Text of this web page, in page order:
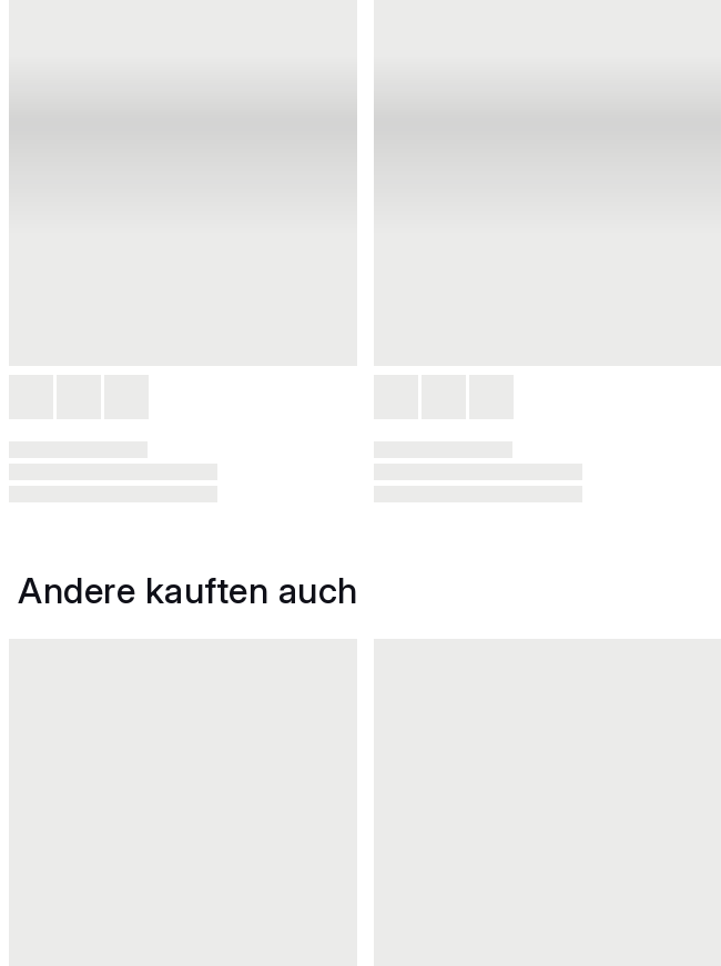
Andere kauften auch